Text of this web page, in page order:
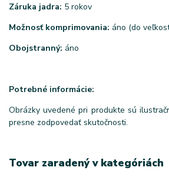
Záruka jadra: 5 rokov
Možnosť komprimovania: áno (do
Obojstranný: áno
Potrebné informácie:
Obrázky uvedené pri produkte sú
presne zodpovedať skutočnosti.
Tovar zaradený v kategóriách